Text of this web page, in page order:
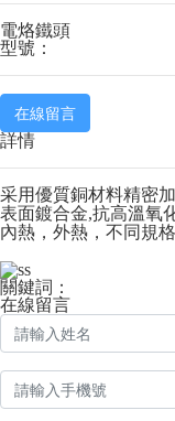
電烙鐵頭
型號：
在線留言
詳情
采用優質銅材料精密加
表面鍍合金,抗高溫氧
內熱，外熱，不同規
關鍵詞：
在線留言